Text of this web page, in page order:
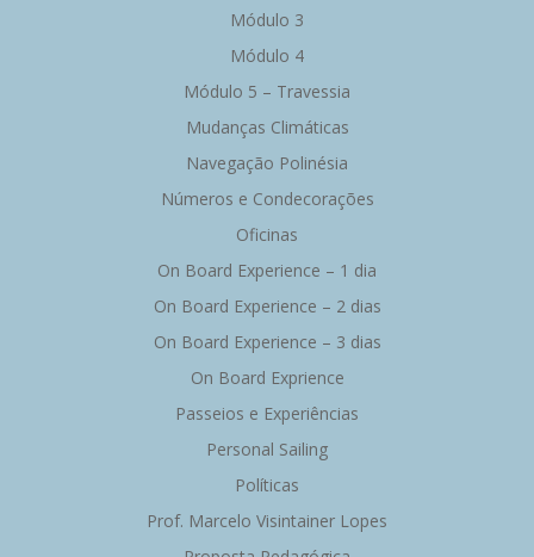
Módulo 3
Módulo 4
Módulo 5 – Travessia
Mudanças Climáticas
Navegação Polinésia
Números e Condecorações
Oficinas
On Board Experience – 1 dia
On Board Experience – 2 dias
On Board Experience – 3 dias
On Board Exprience
Passeios e Experiências
Personal Sailing
Políticas
Prof. Marcelo Visintainer Lopes